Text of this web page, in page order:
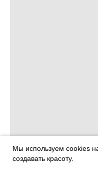
Главная Магазин
Мы используем cookies
создавать красоту.